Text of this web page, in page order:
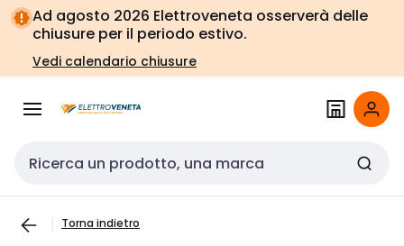
Vai alla
navigazione
Vai
alla
pagina
Ad agosto 2026 Elettroveneta osserverà delle
chiusure per il periodo estivo.
Vedi calendario chiusure
Cerca input
Torna indietro